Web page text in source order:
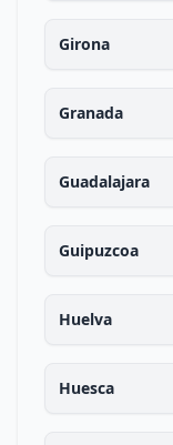
Girona
Granada
Guadalajara
Guipuzcoa
Huelva
Huesca